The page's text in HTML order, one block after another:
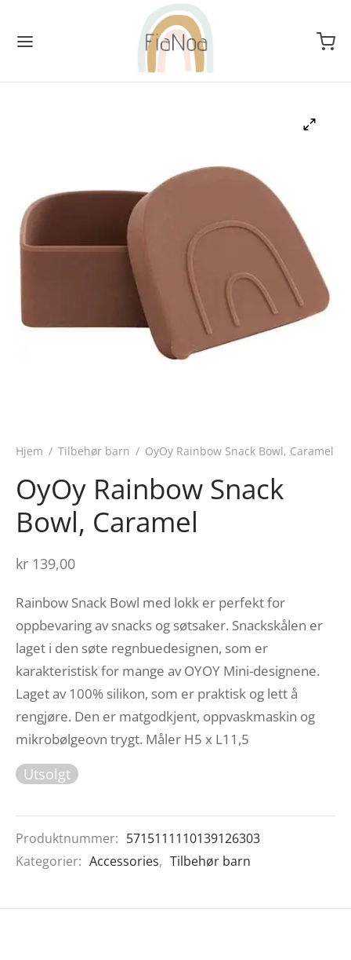
Hjem / Tilbehør barn / OyOy Rainbow Snack Bowl, Caramel
OyOy Rainbow Snack
Bowl, Caramel
kr 139,00
Rainbow Snack Bowl med lokk er perfekt for
oppbevaring av snacks og søtsaker. Snackskålen er
laget i den søte regnbuedesignen, som er
karakteristisk for mange av OYOY Mini-designene.
Laget av 100% silikon, som er praktisk og lett å
rengjøre. Den er matgodkjent, oppvaskmaskin og
mikrobølgeovn trygt. Måler H5 x L11,5
Utsolgt
Produktnummer: 5715111110139126303
Kategorier: Accessories, Tilbehør barn